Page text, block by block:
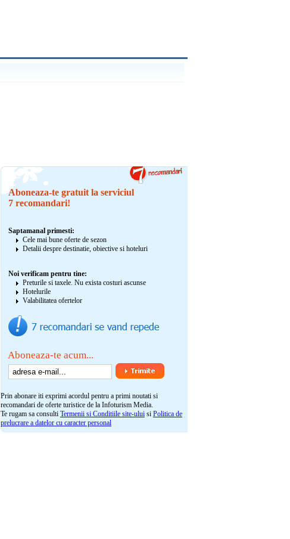
Aboneaza-te gratuit la serviciul
7 recomandari!
Saptamanal primesti:
Cele mai bune oferte de sezon
Detalii despre destinatie, obiective si hoteluri
Noi verificam pentru tine:
Preturile si taxele. Nu exista costuri ascunse
Hotelurile
Valabilitatea ofertelor
Aboneaza-te acum...
Prin abonare iti exprimi acordul pentru a primi noutati si
recomandari de oferte turistice de la Infoturism Media.
Te rugam sa consulti Termenii si Conditiile site-ului si Politica de
prelucrare a datelor cu caracter personal